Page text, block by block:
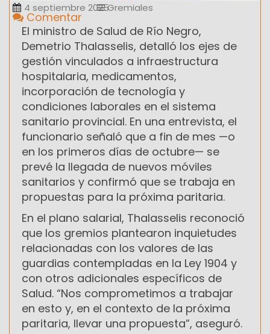
4 septiembre 2025Gremiales
Comentar
El ministro de Salud de Río Negro,
Demetrio Thalasselis, detalló los ejes de
gestión vinculados a infraestructura
hospitalaria, medicamentos,
incorporación de tecnología y
condiciones laborales en el sistema
sanitario provincial. En una entrevista, el
funcionario señaló que a fin de mes —o
en los primeros días de octubre— se
prevé la llegada de nuevos móviles
sanitarios y confirmó que se trabaja en
propuestas para la próxima paritaria.
En el plano salarial, Thalasselis reconoció
que los gremios plantearon inquietudes
relacionadas con los valores de las
guardias contempladas en la Ley 1904 y
con otros adicionales específicos de
Salud. “Nos comprometimos a trabajar
en esto y, en el contexto de la próxima
paritaria, llevar una propuesta”, aseguró.